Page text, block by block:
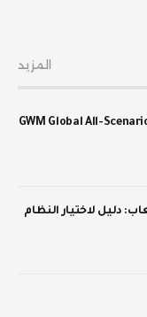
المزيد
GWM Global All-
دليل لاختيار النظام